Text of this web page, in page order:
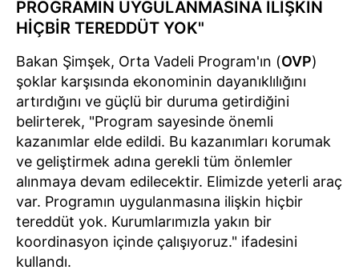
PROGRAMIN UYGULANMASINA İLİŞKİN
HİÇBİR TEREDDÜT YOK"
Bakan Şimşek, Orta Vadeli Program'ın (OVP)
şoklar karşısında ekonominin dayanıklılığını
artırdığını ve güçlü bir duruma getirdiğini
belirterek, "Program sayesinde önemli
kazanımlar elde edildi. Bu kazanımları korumak
ve geliştirmek adına gerekli tüm önlemler
alınmaya devam edilecektir. Elimizde yeterli araç
var. Programın uygulanmasına ilişkin hiçbir
tereddüt yok. Kurumlarımızla yakın bir
koordinasyon içinde çalışıyoruz." ifadesini
kullandı.